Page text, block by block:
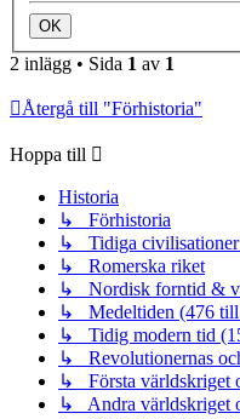
2 inlägg • Sida 1 av 1
Återgå till "Förhistoria"
Hoppa till
Historia
↳ Förhistoria
↳ Tidiga civilisationer
↳ Romerska riket
↳ Nordisk forntid &
↳ Medeltiden (476 till
↳ Tidig modern tid
↳ Revolutionernas
↳ Första världskriget
↳ Andra världskriget